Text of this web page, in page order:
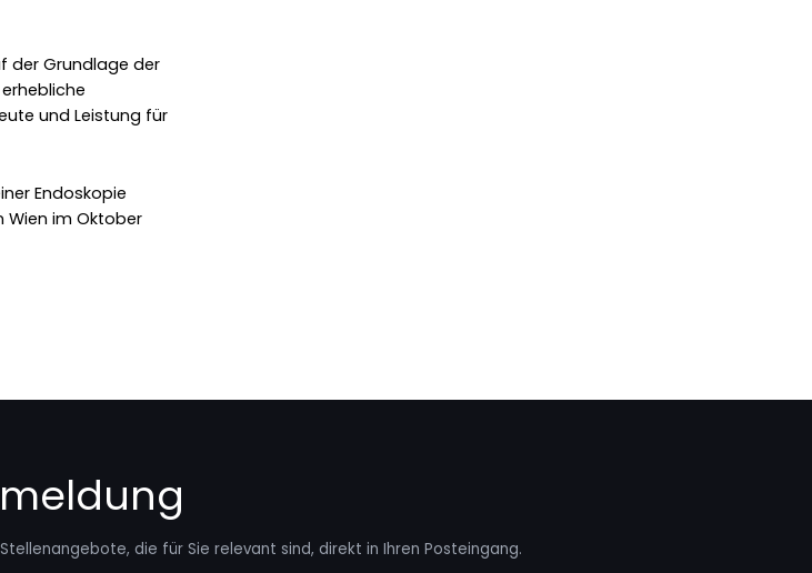
der Grundlage der
und Leistung für
Endoskopie
Wien im Oktober
die für Sie relevant sind, direkt in Ihren Posteingang.